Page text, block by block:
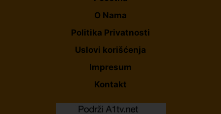
O Nama
Politika Privatnosti
Uslovi korišćenja
Impresum
Kontakt